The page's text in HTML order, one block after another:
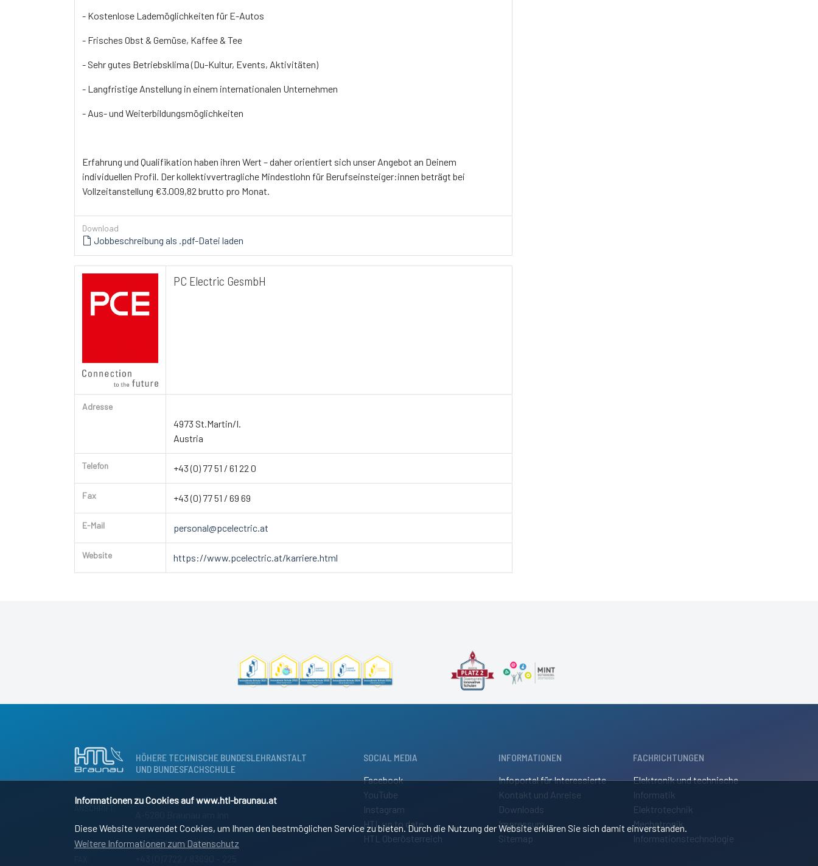
Informationen zu Cookies auf www.htl-braunau.at
Diese Website verwendet Cookies, um Ihnen den bestmöglichen Service zu bieten. Durch die Nutzung der Website erklären Sie sich damit einverstanden.
Weitere Informationen zum Datenschutz
- Kostenlose Lademöglichkeiten für E-Autos
- Frisches Obst & Gemüse, Kaffee & Tee
- Sehr gutes Betriebsklima (Du-Kultur, Events, Aktivitäten)
- Langfristige Anstellung in einem internationalen Unternehmen
- Aus- und Weiterbildungsmöglichkeiten
Erfahrung und Qualifikation haben ihren Wert – daher orientiert sich unser Angebot an Deinem
individuellen Profil. Der kollektivvertragliche Mindestlohn für Berufseinsteiger:innen beträgt bei
Vollzeitanstellung €3.009,82 brutto pro Monat.
Download
Jobbeschreibung als .pdf-Datei laden
PC Electric GesmbH
Adresse
4973 St.Martin/I.
Austria
Telefon +43 (0) 77 51 / 61 22 0
Fax +43 (0) 77 51 / 69 69
E-Mail personal@pcelectric.at
Website https://www.pcelectric.at/karriere.html
HÖHERE TECHNISCHE BUNDESLEHRANSTALT
UND BUNDESFACHSCHULE
Osternbergerstraße 55
SEKRETARIAT: +43 (0)7722 / 83690 – 0
SOCIAL MEDIA
Facebook
YouTube
Instagram
HTL up to date
HTL Oberösterreich
INFORMATIONEN
Infoportal für Interessierte
Kontakt und Anreise
Downloads
Impressum
Sitemap
FACHRICHTUNGEN
Elektronik und technische
Informatik
Elektrotechnik
Mechatronik
Informationstechnologie